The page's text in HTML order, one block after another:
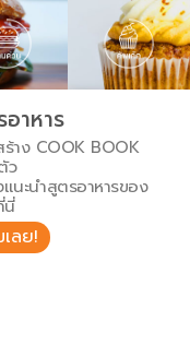
าหาร
ร้าง COOK BOOK
ว
แนะนำสูตรอาหารของ
เลย!